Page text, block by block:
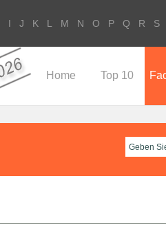
I J K L M N O P Q R S
Home Top 10